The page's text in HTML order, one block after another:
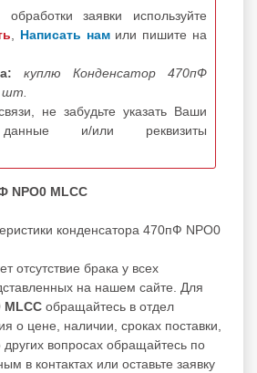
заявки используйте
Написать нам или пишите на
куплю Конденсатор 470пФ
шт.
не забудьте указать Ваши
данные и/или реквизиты
NPO0 MLCC
конденсатора 470пФ NPO0
отсутствие брака у всех
на нашем сайте. Для
MLCC обращайтесь в отдел
о цене, наличии, сроках поставки,
других вопросах обращайтесь по
в контактах или оставьте заявку